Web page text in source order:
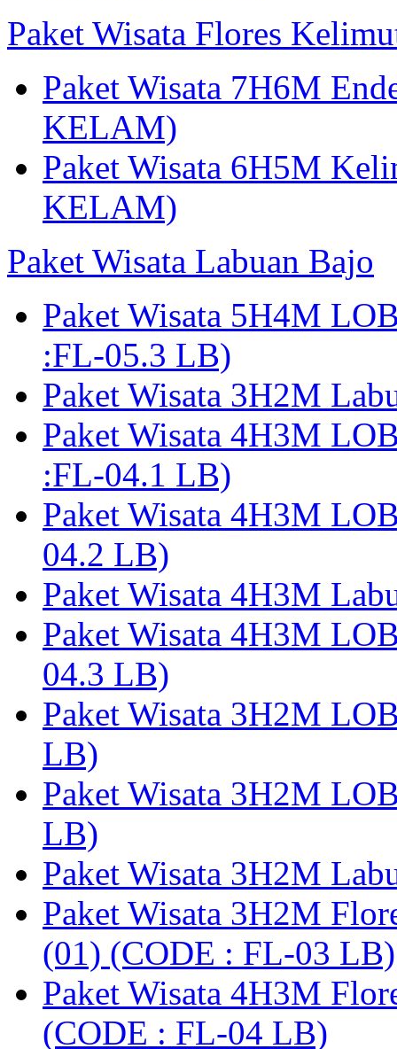
Paket Wisata Flores
Paket Wisata 7H6M
KELAM)
Paket Wisata 6H5M
KELAM)
Paket Wisata Labuan Bajo
Paket Wisata 5H4M
:FL-05.3 LB)
Paket Wisata 3H2M
Paket Wisata 4H3M
:FL-04.1 LB)
Paket Wisata 4H3M
04.2 LB)
Paket Wisata 4H3M
Paket Wisata 4H3M
04.3 LB)
Paket Wisata 3H2M
LB)
Paket Wisata 3H2M
LB)
Paket Wisata 3H2M
Paket Wisata 3H2M
(01) (CODE : FL-03 LB)
Paket Wisata 4H3M
(CODE : FL-04 LB)